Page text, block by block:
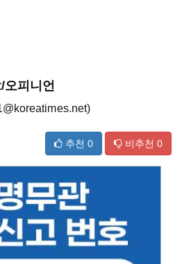
피니언
추천 0 비추천 0